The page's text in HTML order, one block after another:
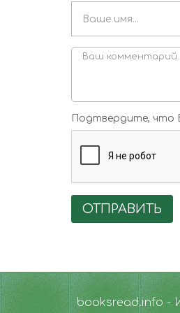
Подтвердите, что
ОТПРАВИТЬ
booksread.info -